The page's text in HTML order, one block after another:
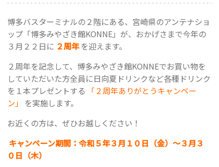
博多バスターミナルの２階にある、宮崎県のアンテナショ
ップ「博多みやざき館KONNE」が、おかげさまで今年の
３月２２日に ２周年 を迎えます。
２周年を記念して、博多みやざき館KONNEでお買い物を
していただいた方全員に日向夏ドリンクなど各種ドリンク
を１本プレゼントする
「２周年ありがとうキャンペー
ン」
を実施します。
お近くの方は、ぜひお越しください！
キャンペーン期間：令和５年３月１０日（金）～３月３
０日（木）